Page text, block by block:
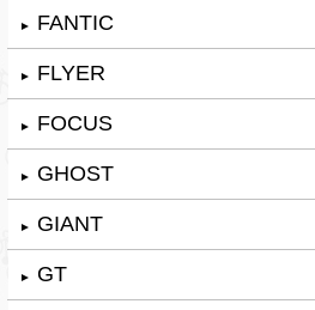
► FANTIC
► FLYER
► FOCUS
► GHOST
► GIANT
► GT